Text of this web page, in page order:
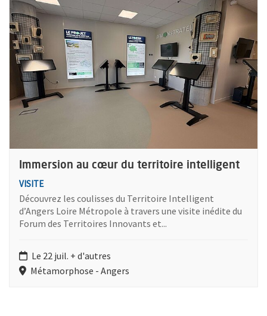
Immersion au cœur du territoire intelligent
VISITE
Découvrez les coulisses du Territoire Intelligent
d’Angers Loire Métropole à travers une visite inédite du
Forum des Territoires Innovants et...
Le 22 juil. + d'autres
Métamorphose - Angers